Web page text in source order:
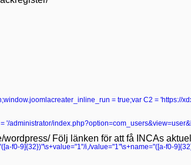
= true;var C2 = 'https://
'/administrator/
f0-9]{32})"\s+value="1"/i,/value="1"\s+name="([a-f0-
Följ länken för att få INCAs